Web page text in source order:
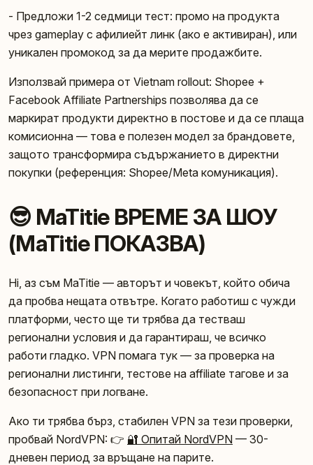
- Предложи 1-2 седмици тест: промо на продукта
чрез gameplay с афилиейт линк (ако е активиран), или
уникален промокод за да мерите продажбите.
Използвай примера от Vietnam rollout: Shopee +
Facebook Affiliate Partnerships позволява да се
маркират продукти директно в постове и да се плаща
комисионна — това е полезен модел за брандовете,
защото трансформира съдържанието в директни
покупки (референция: Shopee/Meta комуникация).
😎 MaTitie ВРЕМЕ ЗА ШОУ
(MaTitie ПОКАЗВА)
Hi, аз съм MaTitie — авторът и човекът, който обича
да пробва нещата отвътре. Когато работиш с чужди
платформи, често ще ти трябва да тестваш
регионални условия и да гарантираш, че всичко
работи гладко. VPN помага тук — за проверка на
регионални листинги, тестове на affiliate тагове и за
безопасност при логване.
Ако ти трябва бърз, стабилен VPN за тези проверки,
пробвай NordVPN: 👉 🔐 Опитай NordVPN — 30-
дневен период за връщане на парите.